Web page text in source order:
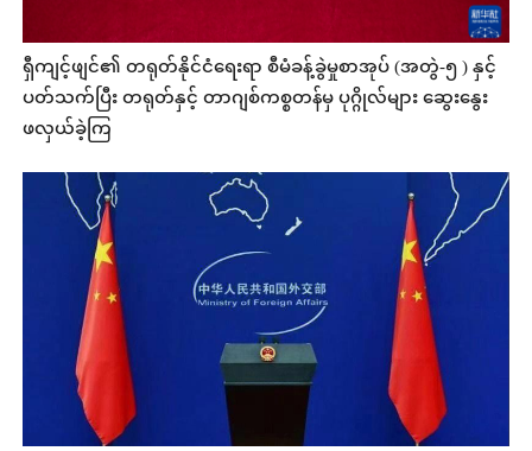
ရှီကျင့်ဖျင်၏ တရုတ်နိုင်ငံရေးရာ စီမံခန့်ခွဲမှုစာအုပ် (အတွဲ-၅ ) နှင့်
ပတ်သက်ပြီး တရုတ်နှင့် တာဂျစ်ကစ္စတန်မှ ပုဂ္ဂိုလ်များ ဆွေးနွေး
ဖလှယ်ခဲ့ကြ